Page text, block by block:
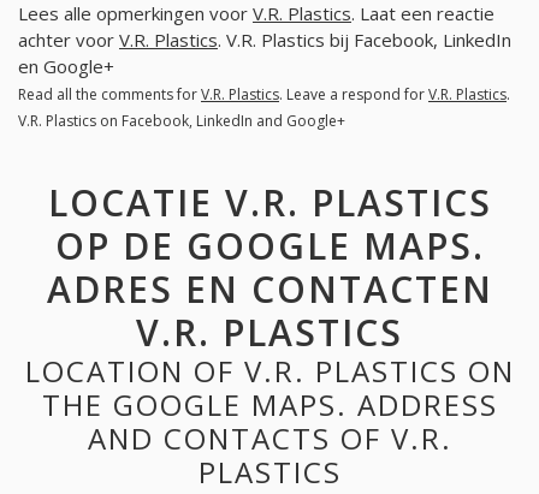
Lees alle opmerkingen voor V.R. Plastics. Laat een reactie
achter voor V.R. Plastics. V.R. Plastics bij Facebook, LinkedIn
en Google+
Read all the comments forV.R. Plastics. Leave a respond forV.R. Plastics.
V.R. Plastics on Facebook, LinkedIn and Google+
LOCATIE V.R. PLASTICS
OP DE GOOGLE MAPS.
ADRES EN CONTACTEN
V.R. PLASTICS
LOCATION OF V.R. PLASTICS ON
THE GOOGLE MAPS. ADDRESS
AND CONTACTS OF V.R.
PLASTICS